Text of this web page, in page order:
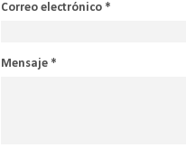
Correo electrónico *
Mensaje *